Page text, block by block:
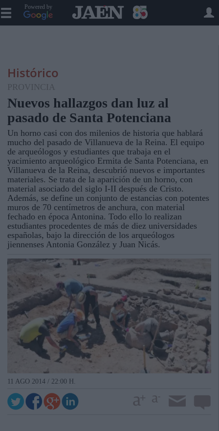
Powered by
Histórico
PROVINCIA
Nuevos hallazgos dan luz al
pasado de Santa Potenciana
Un horno casi con dos milenios de historia que hablará
mucho del pasado de Villanueva de la Reina. El equipo
de arqueólogos y estudiantes que trabaja en el
yacimiento arqueológico Ermita de Santa Potenciana, en
Villanueva de la Reina, descubrió nuevos e importantes
materiales. Se trata de la aparición de un horno, con
material asociado del siglo I-II después de Cristo.
Además, se define un conjunto de estancias con potentes
muros de 70 centímetros de anchura, con material
fechado en época Antonina. Todo ello lo realizan
estudiantes procedentes de más de diez universidades
españolas, bajo la dirección de los arqueólogos
jiennenses Antonia González y Juan Nicás.
11 AGO 2014 / 22:00 H.